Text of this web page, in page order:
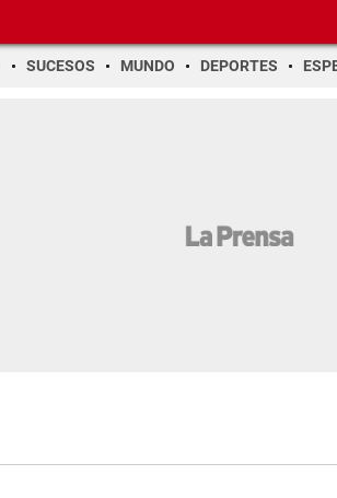
SUCESOS MUNDO DEPORTES